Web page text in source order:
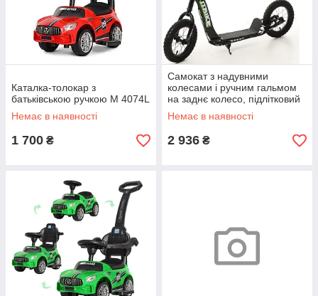
Каталка-толокар з
батьківською ручкою М 4074L
Немає в наявності
1 700 ₴
Самокат з надувними
колесами і ручним гальмом
на заднє колесо, підлітковий
чорний SR 2-043-1-B
Немає в наявності
2 936 ₴